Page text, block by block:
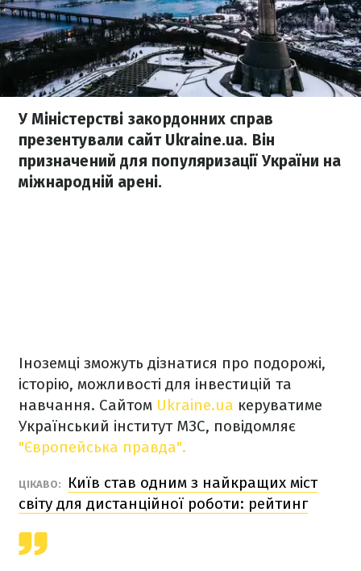
У Міністерстві закордонних справ
презентували сайт Ukraine.ua. Він
призначений для популяризації України на
міжнародній арені.
Іноземці зможуть дізнатися про подорожі,
історію, можливості для інвестицій та
навчання. Сайтом Ukraine.ua керуватиме
Український інститут МЗС, повідомляє
"Європейська правда".
ЦІКАВО:
Київ став одним з найкращих міст
світу для дистанційної роботи: рейтинг